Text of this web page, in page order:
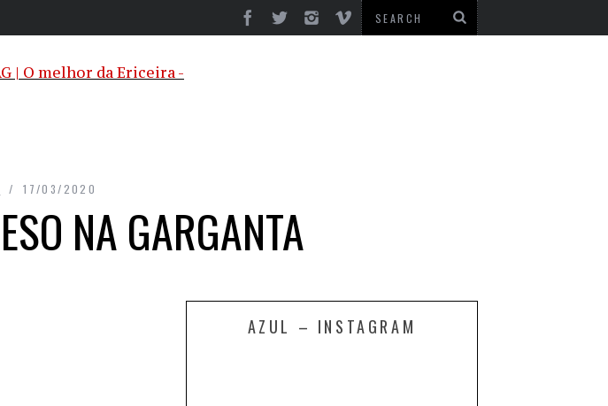
17/03/2020
NA GARGANTA
AZUL – INSTAGRAM